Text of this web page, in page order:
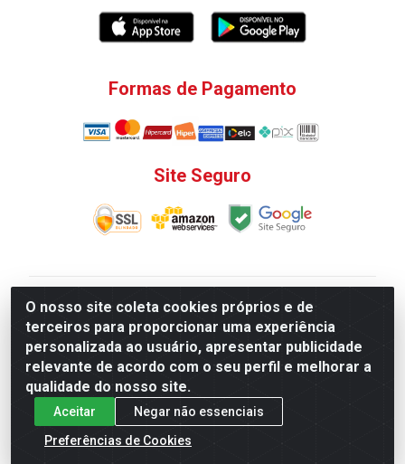
O nosso site coleta cookies próprios e de
terceiros para proporcionar uma experiência
personalizada ao usuário, apresentar publicidade
relevante de acordo com o seu perfil e melhorar a
qualidade do nosso site.
Aceitar
Negar não essenciais
Preferências de Cookies
Formas de Pagamento
Site Seguro
V. C. Ferragens LTDA - Rua do Matoso, 132 - Praça da
Bandeira, Rio de Janeiro/ RJ - CEP 20.270-135 - CNPJ
12.324.723/0001-25
Todas as regras de promoções, descontos, preços e
prazos de pagamento e entrega expostos aqui são
válidos apenas para compras via internet. Preços e
estoque sujeito a alterações sem aviso prévio.